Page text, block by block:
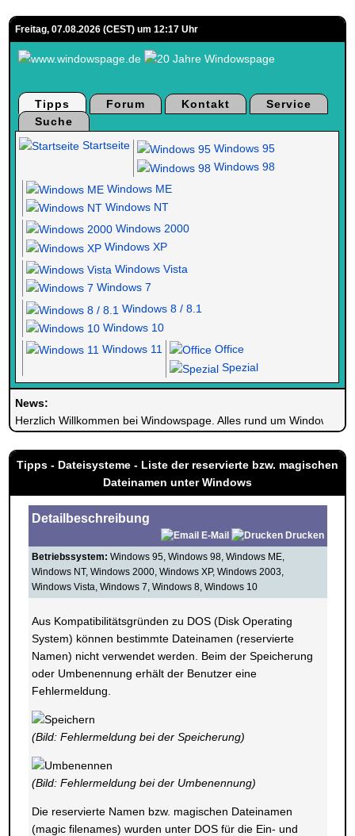
Freitag, 07.08.2026 (CEST) um 12:17 Uhr
Tipps Forum Kontakt
Service
Suche
Startseite
Windows 95
Windows 98
Windows ME
Windows NT
Windows 2000
Windows XP
Windows Vista
Windows 7
Windows 8 / 8.1
Windows 10
Windows 11
Office
Spezial
News:
Herzlich Willkommen bei Windowspage. Alles rund um Windows.
Tipps - Dateisysteme - Liste der reservierte bzw. magischen
Dateinamen unter Windows
Detailbeschreibung
E-Mail
Drucken
Betriebssystem: Windows 95, Windows 98, Windows ME,
Windows NT, Windows 2000, Windows XP, Windows 2003,
Windows Vista, Windows 7, Windows 8, Windows 10
Aus Kompatibilitätsgründen zu DOS (Disk Operating
System) können bestimmte Dateinamen (reservierte
Namen) nicht verwendet werden. Beim der Speicherung
oder Umbenennung erhält der Benutzer eine
Fehlermeldung.
(Bild: Fehlermeldung bei der Speicherung)
(Bild: Fehlermeldung bei der Umbenennung)
Die reservierte Namen bzw. magischen Dateinamen
(magic filenames) wurden unter DOS für die Ein- und